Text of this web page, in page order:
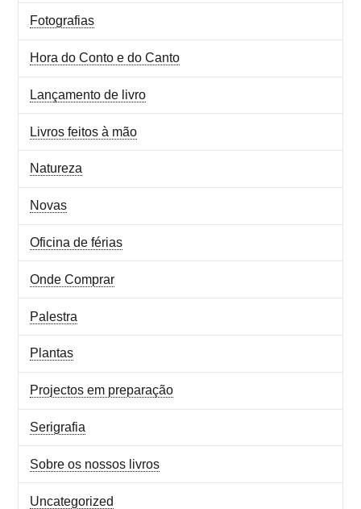
Fotografias
Hora do Conto e do Canto
Lançamento de livro
Livros feitos à mão
Natureza
Novas
Oficina de férias
Onde Comprar
Palestra
Plantas
Projectos em preparação
Serigrafia
Sobre os nossos livros
Uncategorized